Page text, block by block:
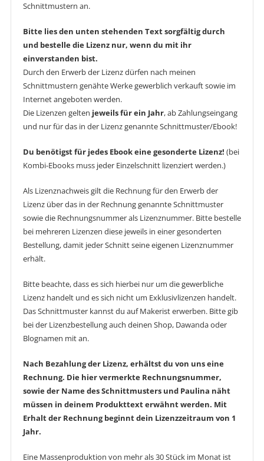
Schnittmustern an.
Bitte lies den unten stehenden Text sorgfältig durch
und bestelle die Lizenz nur, wenn du mit ihr
einverstanden bist.
Durch den Erwerb der Lizenz dürfen nach meinen
Schnittmustern genähte Werke gewerblich verkauft sowie im
Internet angeboten werden.
Die Lizenzen gelten jeweils für ein Jahr, ab Zahlungseingang
und nur für das in der Lizenz genannte Schnittmuster/Ebook!
Du benötigst für jedes Ebook eine gesonderte Lizenz! (bei
Kombi-Ebooks muss jeder Einzelschnitt lizenziert werden.)
Als Lizenznachweis gilt die Rechnung für den Erwerb der
Lizenz über das in der Rechnung genannte Schnittmuster
sowie die Rechnungsnummer als Lizenznummer. Bitte bestelle
bei mehreren Lizenzen diese jeweils in einer gesonderten
Bestellung, damit jeder Schnitt seine eigenen Lizenznummer
erhält.
Bitte beachte, dass es sich hierbei nur um die gewerbliche
Lizenz handelt und es sich nicht um Exklusivlizenzen handelt.
Das Schnittmuster kannst du auf Makerist erwerben. Bitte gib
bei der Lizenzbestellung auch deinen Shop, Dawanda oder
Blognamen mit an.
Nach Bezahlung der Lizenz, erhältst du von uns eine
Rechnung. Die hier vermerkte Rechnungsnummer,
sowie der Name des Schnittmusters und Paulina näht
müssen in deinem Produkttext erwähnt werden. Mit
Erhalt der Rechnung beginnt dein Lizenzzeitraum von 1
Jahr.
Eine Massenproduktion von mehr als 30 Stück im Monat ist